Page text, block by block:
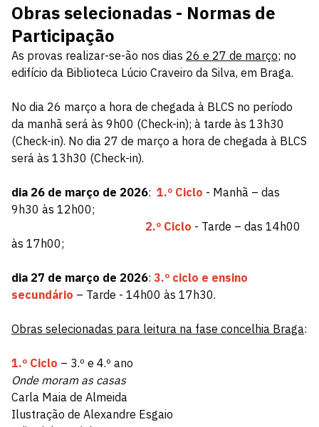
Obras selecionadas - Normas de
Participação
As provas realizar-se-ão nos dias 26 e 27 de março; no
edifício da Biblioteca Lúcio Craveiro da Silva, em Braga.
No dia 26 março a hora de chegada à BLCS no período
da manhã será às 9h00 (Check-in); à tarde às 13h30
(Check-in). No dia 27 de março a hora de chegada à BLCS
será às 13h30 (Check-in).
dia 26 de março de 2026: 1.º Ciclo - Manhã – das
9h30 às 12h00;
2.º Ciclo - Tarde – das 14h00
às 17h00;
dia 27 de março de 2026: 3.º ciclo e ensino
secundário – Tarde - 14h00 às 17h30.
Obras selecionadas para leitura na fase concelhia Braga:
1.º Ciclo – 3.º e 4.º ano
Onde moram as casas
Carla Maia de Almeida
Ilustração de Alexandre Esgaio